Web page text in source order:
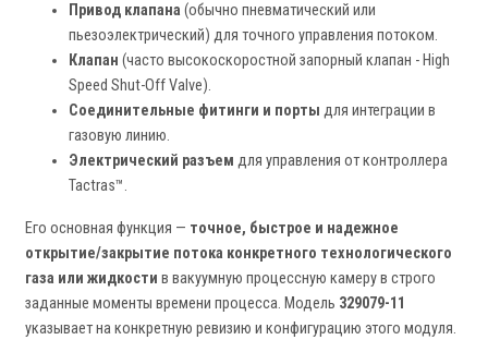
Привод клапана (обычно пневматический или
пьезоэлектрический) для точного управления потоком.
Клапан (часто высокоскоростной запорный клапан - High
Speed Shut-Off Valve).
Соединительные фитинги и порты для интеграции в
газовую линию.
Электрический разъем для управления от контроллера
Tactras™.
Его основная функция — точное, быстрое и надежное
открытие/закрытие потока конкретного технологического
газа или жидкости в вакуумную процессную камеру в строго
заданные моменты времени процесса. Модель 329079-11
указывает на конкретную ревизию и конфигурацию этого модуля.